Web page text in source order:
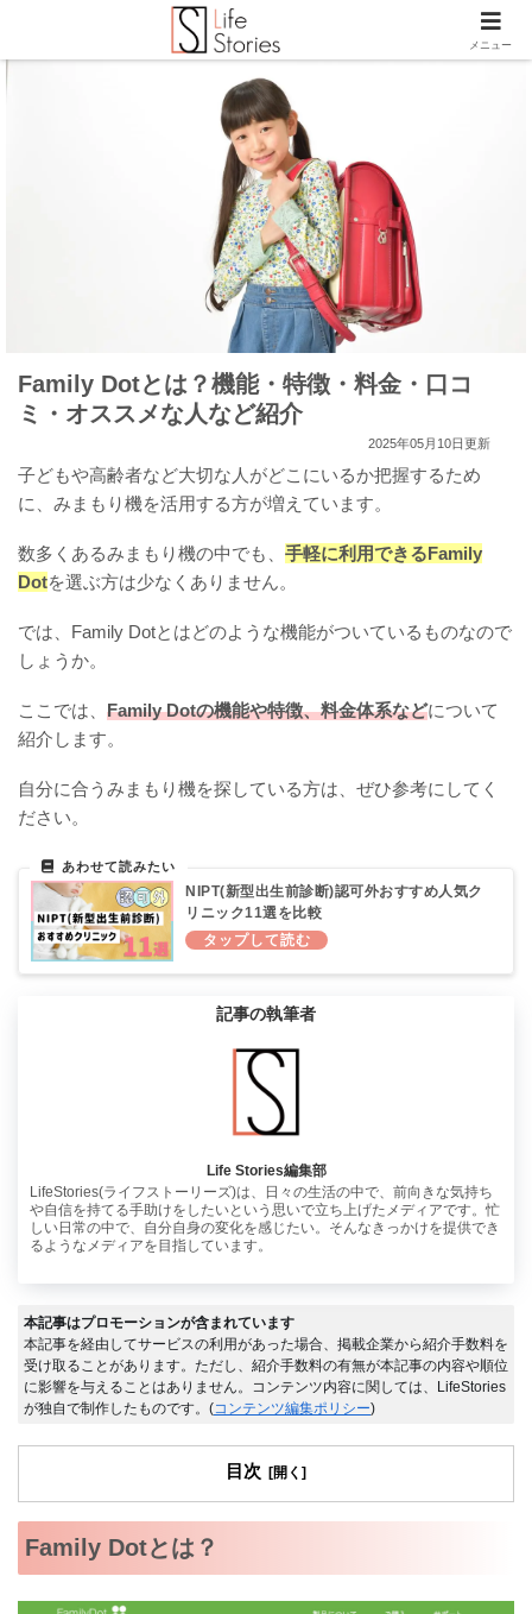
Family Dotとは？機能・特徴・料金・口コ
ミ・オススメな人など紹介
2025年05月10日更新
子どもや高齢者など大切な人がどこにいるか把握するため
に、みまもり機を活用する方が増えています。
数多くあるみまもり機の中でも、 手軽に利用できるFamily
Dotを選ぶ方は少なくありません。
では、Family Dotとはどのような機能がついているものなので
しょうか。
ここでは、 Family Dotの機能や特徴、料金体系などについて
紹介します。
自分に合うみまもり機を探している方は、ぜひ参考にしてく
ださい。
NIPT(新型出生前診断)認可外おすすめ人気ク
リニック11選を比較
記事の執筆者
Life Stories編集部
LifeStories(ライフストーリーズ)は、日々の生活の中で、前向きな気持ち
や自信を持てる手助けをしたいという思いで立ち上げたメディアです。忙
しい日常の中で、自分自身の変化を感じたい。そんなきっかけを提供でき
るようなメディアを目指しています。
本記事はプロモーションが含まれています
本記事を経由してサービスの利用があった場合、掲載企業から紹介手数料を
受け取ることがあります。ただし、紹介手数料の有無が本記事の内容や順位
に影響を与えることはありません。コンテンツ内容に関しては、LifeStories
が独自で制作したものです。(コンテンツ編集ポリシー)
目次
Family Dotとは？
メニュー